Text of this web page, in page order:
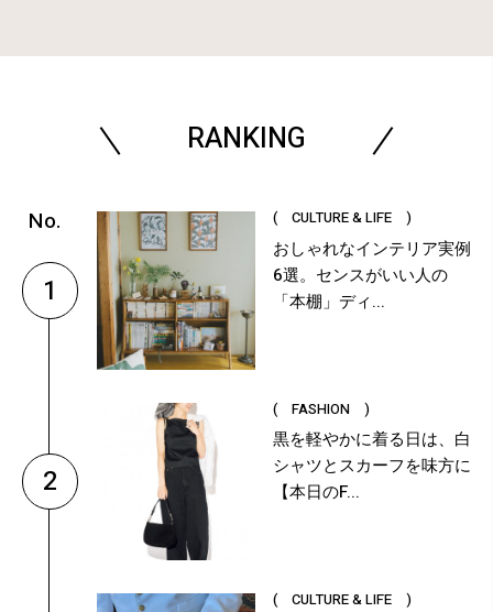
RANKING
1
( CULTURE & LIFE )
おしゃれなインテリア実例
6選。センスがいい人の
「本棚」ディ...
2
( FASHION )
黒を軽やかに着る日は、白
シャツとスカーフを味方に
【本日のF...
( CULTURE & LIFE )